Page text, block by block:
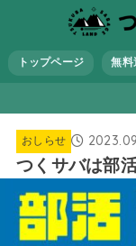
トップページ 無料
おしらせ
つくサバは部